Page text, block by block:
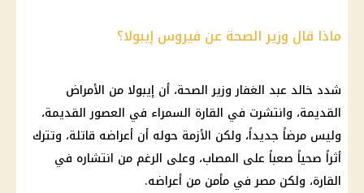
ماذا قال وزير الصحة عن فيروس إيبولا؟
شدد خالد عبد الغفار وزير الصحة، أن إيبولا من الأمراض
القديمة، وانتشرت في القارة السمراء في العصور القديمة،
وليس مرضاً جديداً، ولكن الأزمة حوله أن أعراضه قاتلة، وتترك
أثراً صحياً صعباً على المصاب، وعلى الرغم من انتشاره في
القارة، ولكن مصر في مأمن من أعراضه.